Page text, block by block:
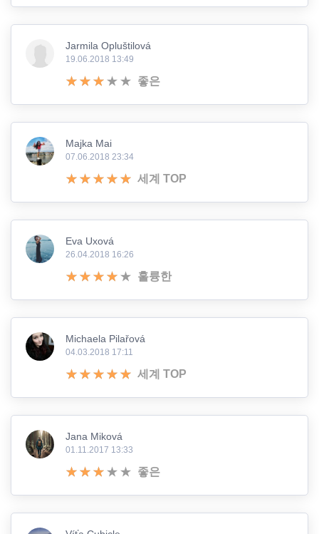
Jarmila Opluštilová
19.06.2018 13:49
좋은
Majka Mai
07.06.2018 23:34
세계 TOP
Eva Uxová
26.04.2018 16:26
훌륭한
Michaela Pilařová
04.03.2018 17:11
세계 TOP
Jana Miková
01.11.2017 13:33
좋은